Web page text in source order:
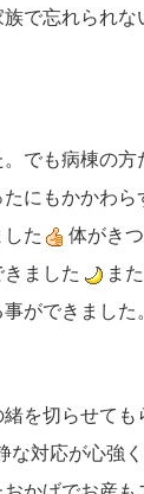
で忘れられ
でも病棟の
にもかかわ
た
体がき
ました
ま
ができました
を切らせて
な対応が心強